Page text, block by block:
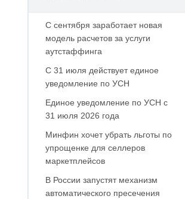
С сентября заработает новая
модель расчетов за услуги
аутстаффинга
С 31 июля действует единое
уведомление по УСН
Единое уведомление по УСН с
31 июля 2026 года
Минфин хочет убрать льготы по
упрощенке для селлеров
маркетплейсов
В России запустят механизм
автоматического пресечения